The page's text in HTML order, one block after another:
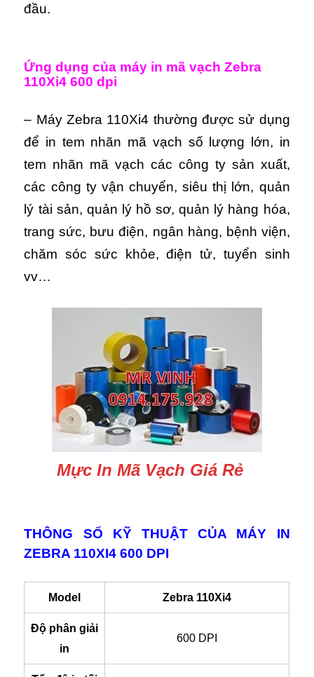
đầu.
Ứng dụng của máy in mã vạch Zebra
110Xi4 600 dpi
– Máy Zebra 110Xi4 thường được sử dụng
để in tem nhãn mã vạch số lượng lớn, in
tem nhãn mã vạch các công ty sản xuất,
các công ty vận chuyển, siêu thị lớn, quản
lý tài sản, quản lý hồ sơ, quản lý hàng hóa,
trang sức, bưu điện, ngân hàng, bệnh viện,
chăm sóc sức khỏe, điện tử, tuyển sinh
vv…
Mực In Mã Vạch Giá Rẻ
THÔNG SỐ KỸ THUẬT CỦA MÁY IN
ZEBRA 110XI4 600 DPI
Model Zebra 110Xi4
Độ phân giải
in
600 DPI